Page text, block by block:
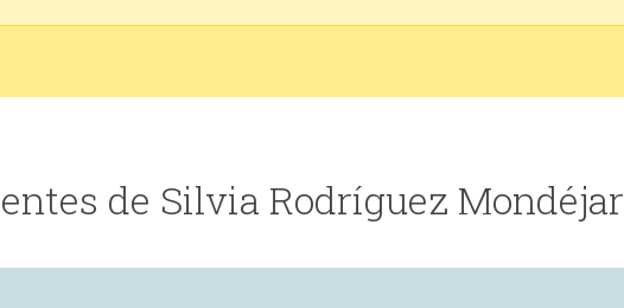
de Silvia Rodríguez Mondéjar